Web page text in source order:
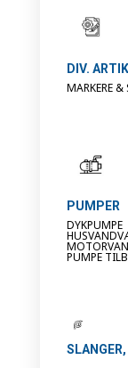
DIV.
MARKERE &
PUMPER
DYKPUMPE
PUMPE